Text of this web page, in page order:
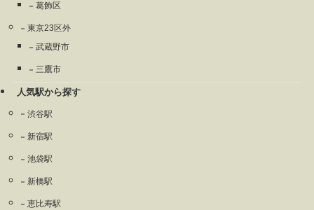
葛飾区
東京23区外
武蔵野市
三鷹市
人気駅から探す
渋谷駅
新宿駅
池袋駅
新橋駅
恵比寿駅